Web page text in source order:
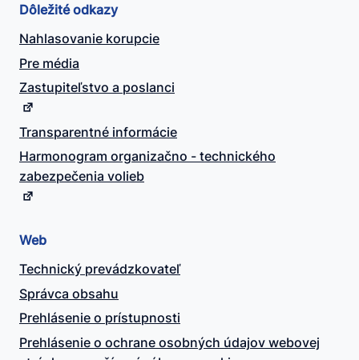
Dôležité odkazy
Nahlasovanie korupcie
Pre média
Zastupiteľstvo a poslanci
Transparentné informácie
Harmonogram organizačno - technického
zabezpečenia volieb
Web
Technický prevádzkovateľ
Správca obsahu
Prehlásenie o prístupnosti
Prehlásenie o ochrane osobných údajov webovej